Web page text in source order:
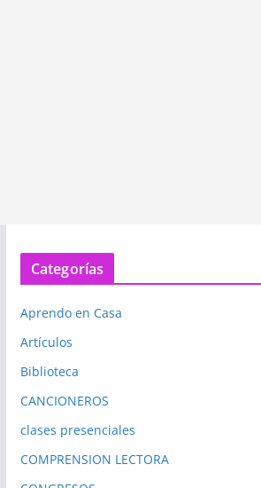
Categorías
Aprendo en Casa
Artículos
Biblioteca
CANCIONEROS
clases presenciales
COMPRENSION LECTORA